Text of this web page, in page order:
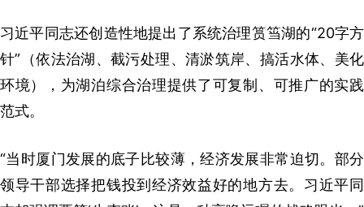
习近平同志还创造性地提出了系统治理筼筜湖的“20字方
针”（依法治湖、截污处理、清淤筑岸、搞活水体、美化
环境），为湖泊综合治理提供了可复制、可推广的实践
范式。
“当时厦门发展的底子比较薄，经济发展非常迫切。部分
领导干部选择把钱投到经济效益好的地方去。习近平同